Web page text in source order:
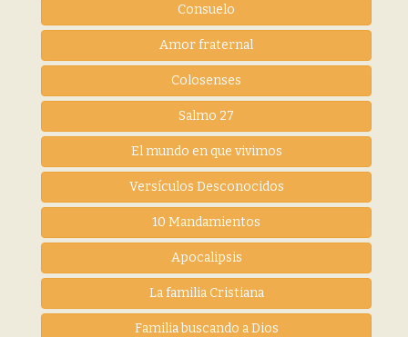
Consuelo
Amor fraternal
Colosenses
Salmo 27
El mundo en que vivimos
Versículos Desconocidos
10 Mandamientos
Apocalipsis
La familia Cristiana
Familia buscando a Dios